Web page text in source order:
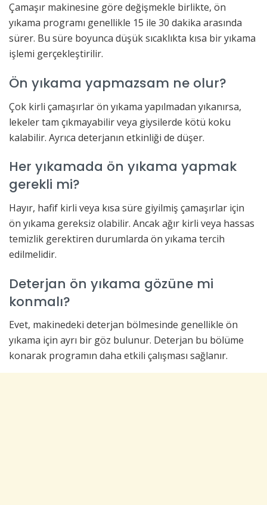
Çamaşır makinesine göre değişmekle birlikte, ön
yıkama programı genellikle 15 ile 30 dakika arasında
sürer. Bu süre boyunca düşük sıcaklıkta kısa bir yıkama
işlemi gerçekleştirilir.
Ön yıkama yapmazsam ne olur?
Çok kirli çamaşırlar ön yıkama yapılmadan yıkanırsa,
lekeler tam çıkmayabilir veya giysilerde kötü koku
kalabilir. Ayrıca deterjanın etkinliği de düşer.
Her yıkamada ön yıkama yapmak
gerekli mi?
Hayır, hafif kirli veya kısa süre giyilmiş çamaşırlar için
ön yıkama gereksiz olabilir. Ancak ağır kirli veya hassas
temizlik gerektiren durumlarda ön yıkama tercih
edilmelidir.
Deterjan ön yıkama gözüne mi
konmalı?
Evet, makinedeki deterjan bölmesinde genellikle ön
yıkama için ayrı bir göz bulunur. Deterjan bu bölüme
konarak programın daha etkili çalışması sağlanır.